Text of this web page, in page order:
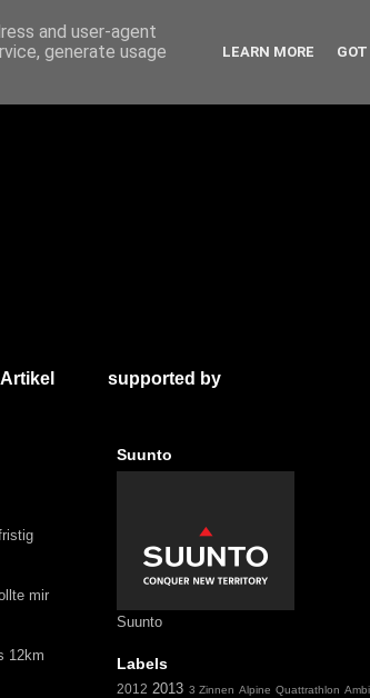
supported by
mir
12km
Suunto
Suunto
Labels
2012 2013 3 Zinnen Alpine Quattrathlon
and user-agent
generate usage
LEARN MORE